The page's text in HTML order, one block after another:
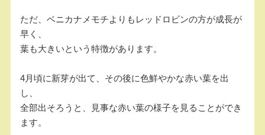
ただ、ベニカナメモチよりもレッドロビンの方が成長が
早く、
葉も大きいという特徴があります。
4月頃に新芽が出て、その後に色鮮やかな赤い葉を出
し、
全部出そろうと、見事な赤い葉の様子を見ることができ
ます。